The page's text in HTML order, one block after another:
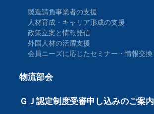
製造請負事業者の支援
人材育成・キャリア形成の支援
政策立案と情報発信
外国人材の活躍支援
会員ニーズに応じたセミナー・情報交換
物流部会
ＧＪ認定制度受審申し込みのご案内